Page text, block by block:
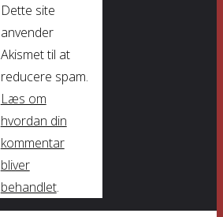
Dette site
anvender
Akismet til at
reducere spam.
Læs om
hvordan din
kommentar
bliver
behandlet.